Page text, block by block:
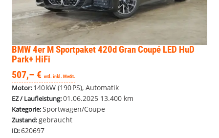
BMW 4er M Sportpaket 420d Gran Coupé LED HuD
Park+ HiFi
507,– € mtl. inkl. MwSt.
Motor: 140 kW (190 PS), Automatik
EZ / Laufleistung:01.06.2025 13.400 km
Kategorie:Sportwagen/Coupe
Zustand:gebraucht
ID:620697